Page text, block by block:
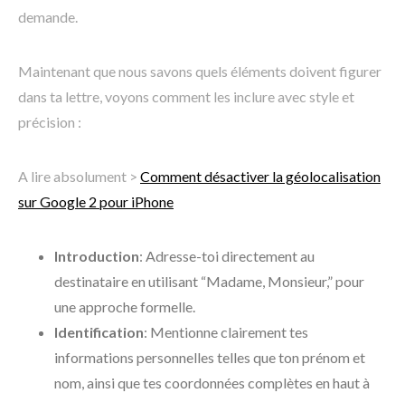
demande.
Maintenant que nous savons quels éléments doivent figurer
dans ta lettre, voyons comment les inclure avec style et
précision :
A lire absolument > Comment désactiver la géolocalisation
sur Google 2 pour iPhone
Introduction: Adresse-toi directement au
destinataire en utilisant “Madame, Monsieur,” pour
une approche formelle.
Identification: Mentionne clairement tes
informations personnelles telles que ton prénom et
nom, ainsi que tes coordonnées complètes en haut à